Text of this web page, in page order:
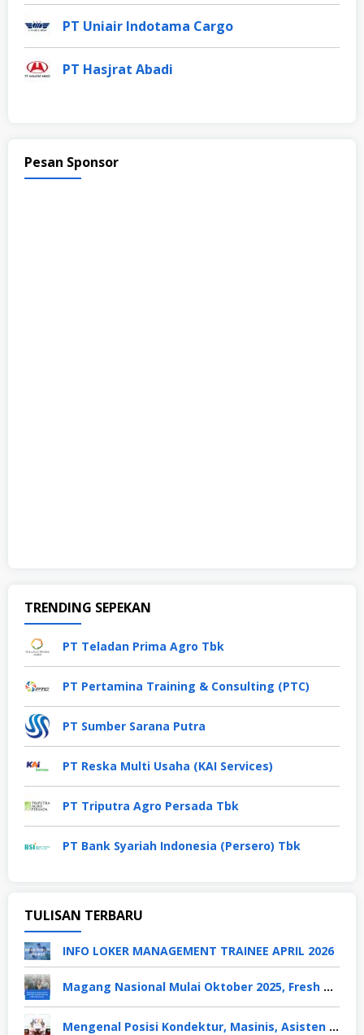
PT Uniair Indotama Cargo
PT Hasjrat Abadi
Pesan Sponsor
TRENDING SEPEKAN
PT Teladan Prima Agro Tbk
PT Pertamina Training & Consulting (PTC)
PT Sumber Sarana Putra
PT Reska Multi Usaha (KAI Services)
PT Triputra Agro Persada Tbk
PT Bank Syariah Indonesia (Persero) Tbk
TULISAN TERBARU
INFO LOKER MANAGEMENT TRAINEE APRIL 2026
Magang Nasional Mulai Oktober 2025, Fresh Graduate Dapat Gaji UMP Selama 6 Bulan
Mengenal Posisi Kondektur, Masinis, Asisten PPKA, Pemeliharaan Sarana dan Prasarana, Polsuska (Polisi Khusus Kereta Api), di PT KAI